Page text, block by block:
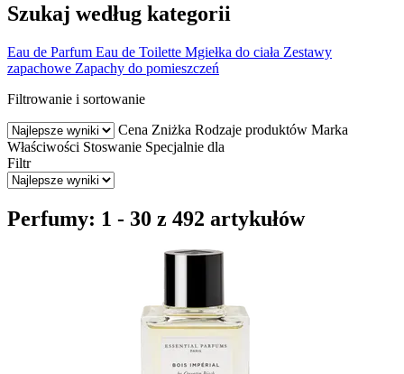
Szukaj według kategorii
Eau de Parfum Eau de Toilette Mgiełka do ciała Zestawy
zapachowe Zapachy do pomieszczeń
Filtrowanie i sortowanie
Cena Zniżka Rodzaje produktów Marka
Właściwości Stoswanie Specjalnie dla
Filtr
Perfumy: 1 - 30 z 492 artykułów